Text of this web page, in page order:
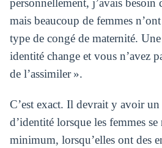
personnellement, j’avais besoin
mais beaucoup de femmes
type de congé de maternité.
identité change et vous n’avez
de l’assimiler ».
C’est exact. Il devrait y avoir un
d’identité lorsque les femmes
minimum, lorsqu’elles ont des